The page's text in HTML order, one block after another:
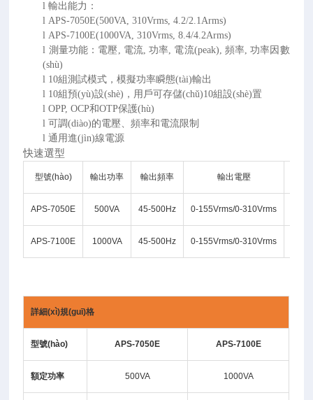
l輸出能力：
lAPS-7050E(500VA, 310Vrms, 4.2/2.1Arms)
lAPS-7100E(1000VA, 310Vrms, 8.4/4.2Arms)
l 測量功能：電壓 , 電流, 功率, 電流(peak), 頻率, 功率因數
(shù)
l 10組測試模式，模擬功率瞬態(tài)輸出
l 10組預(yù)設(shè)，用戶可存儲(chǔ)10組設(shè)置
lOPP, OCP和OTP保護(hù)
l可調(diào)的電壓、頻率和電流限制
l通用進(jìn)線電源
快速選型
型號(hào) 輸出功率 輸出頻率 輸出電壓
APS-7050E 500VA 45-500Hz 0-155Vrms/0-310Vrms
APS-7100E 1000VA 45-500Hz 0-155Vrms/0-310Vrms
詳細(xì)規(guī)格
型號(hào) APS-7050E APS-7100E
額定功率 500VA 1000VA